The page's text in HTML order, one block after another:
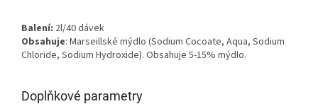
Balení: 2l/40 dávek
Obsahuje: Marseillské mýdlo (Sodium Cocoate, Aqua, Sodium
Chloride, Sodium Hydroxide). Obsahuje 5-15% mýdlo.
Doplňkové parametry